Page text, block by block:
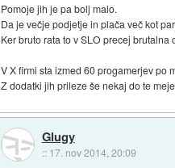
Pomoje jih je pa bolj malo.
Da je večje podjetje in plača več kot
Ker bruto rata to v SLO precej brutalna
V X firmi sta izmed 60 progamerjev po
Z dodatki jih prileze še nekaj do te
Glugy
:: 17. nov 2014, 20:09